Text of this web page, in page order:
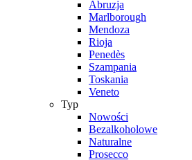
Abruzja
Marlborough
Mendoza
Rioja
Penedès
Szampania
Toskania
Veneto
Typ
Nowości
Bezalkoholowe
Naturalne
Prosecco